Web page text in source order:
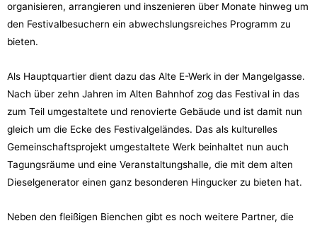
organisieren, arrangieren und inszenieren über Monate hinweg um
den Festivalbesuchern ein abwechslungsreiches Programm zu
bieten.
Als Hauptquartier dient dazu das Alte E-Werk in der Mangelgasse.
Nach über zehn Jahren im Alten Bahnhof zog das Festival in das
zum Teil umgestaltete und renovierte Gebäude und ist damit nun
gleich um die Ecke des Festivalgeländes. Das als kulturelles
Gemeinschaftsprojekt umgestaltete Werk beinhaltet nun auch
Tagungsräume und eine Veranstaltungshalle, die mit dem alten
Dieselgenerator einen ganz besonderen Hingucker zu bieten hat.
Neben den fleißigen Bienchen gibt es noch weitere Partner, die